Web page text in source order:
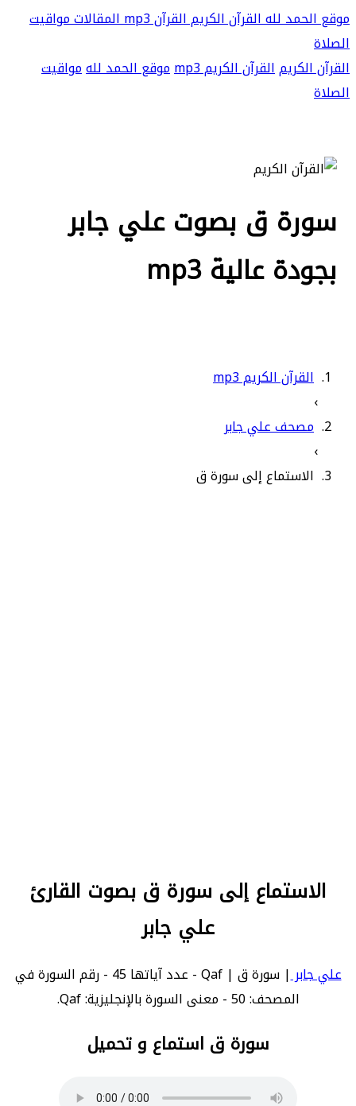
موقع الحمد للهالقرآن الكريمالقرآن mp3 المقالاتمواقيت
الصلاة
القرآن الكريمالقرآن الكريم mp3 موقع الحمد للهمواقيت
الصلاة
سورة ق بصوت علي جابر
بجودة عالية mp3
القرآن الكريم mp3
›
مصحف علي جابر
›
الاستماع إلى سورة ق
الاستماع إلى سورة ق بصوت القارئ
علي جابر
علي جابر
| سورة ق | Qaf - عدد آياتها 45 - رقم السورة في
المصحف: 50 - معنى السورة بالإنجليزية: Qaf.
سورة ق استماع و تحميل